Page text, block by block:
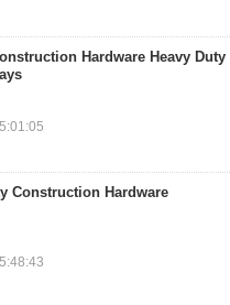
Hardware Heavy
Construction Hardware